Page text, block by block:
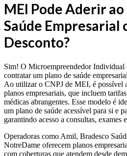
MEI Pode Aderir ao
Saúde Empresarial
Desconto?
Sim! O Microempreendedor
contratar um plano de saúde
Ao utilizar o CNPJ de MEI, é possível
planos empresariais, que incluem
médicas abrangentes. Esse modelo é
um plano de saúde acessível para si e
garantindo acesso a consultas, exames
Operadoras como Amil, Bradesco
NotreDame oferecem planos
com coberturas que atendem desde